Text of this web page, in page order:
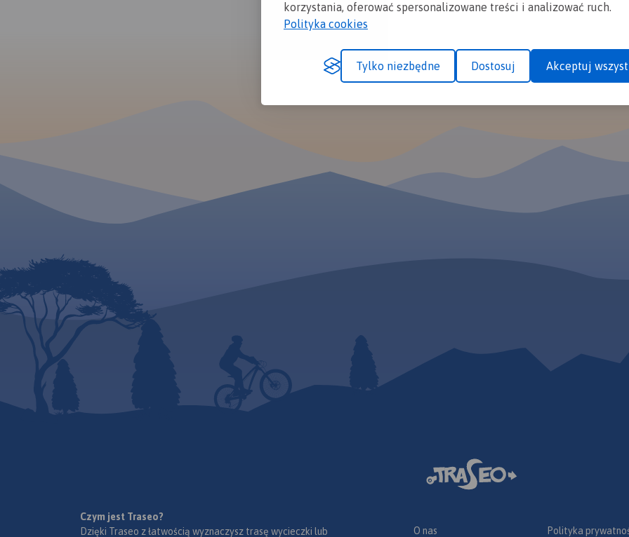
korzystania, oferować spersonalizowane treści i analizować ruch.
Polityka cookies
Tylko niezbędne Dostosuj Akceptuj
Czym jest Traseo?
Dzięki Traseo z łatwością wyznaczysz trasę wycieczki lub
O nas Polityka